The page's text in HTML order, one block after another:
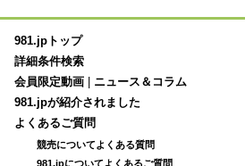
981.jpトップ
詳細条件検索
会員限定動画
ニュース＆コラム
981.jpが紹介されました
よくあるご質問
競売についてよくある質問
981.jpについてよくあるご質問